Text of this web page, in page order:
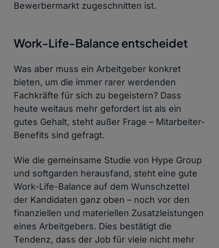
Bewerbermarkt zugeschnitten ist.
Work-Life-Balance entscheidet
Was aber muss ein Arbeitgeber konkret
bieten, um die immer rarer werdenden
Fachkräfte für sich zu begeistern? Dass
heute weitaus mehr gefordert ist als ein
gutes Gehalt, steht außer Frage – Mitarbeiter-
Benefits sind gefragt.
Wie die gemeinsame Studie von Hype Group
und softgarden herausfand, steht eine gute
Work-Life-Balance auf dem Wunschzettel
der Kandidaten ganz oben – noch vor den
finanziellen und materiellen Zusatzleistungen
eines Arbeitgebers. Dies bestätigt die
Tendenz, dass der Job für viele nicht mehr